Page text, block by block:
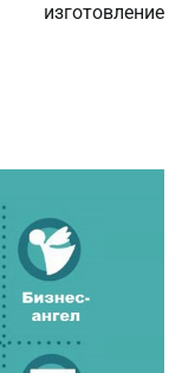
изготовление